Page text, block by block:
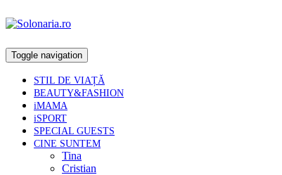
Toggle navigation
STIL DE VIAȚĂ
BEAUTY&FASHION
iMAMA
iSPORT
SPECIAL GUESTS
CINE SUNTEM
Tina
Cristian